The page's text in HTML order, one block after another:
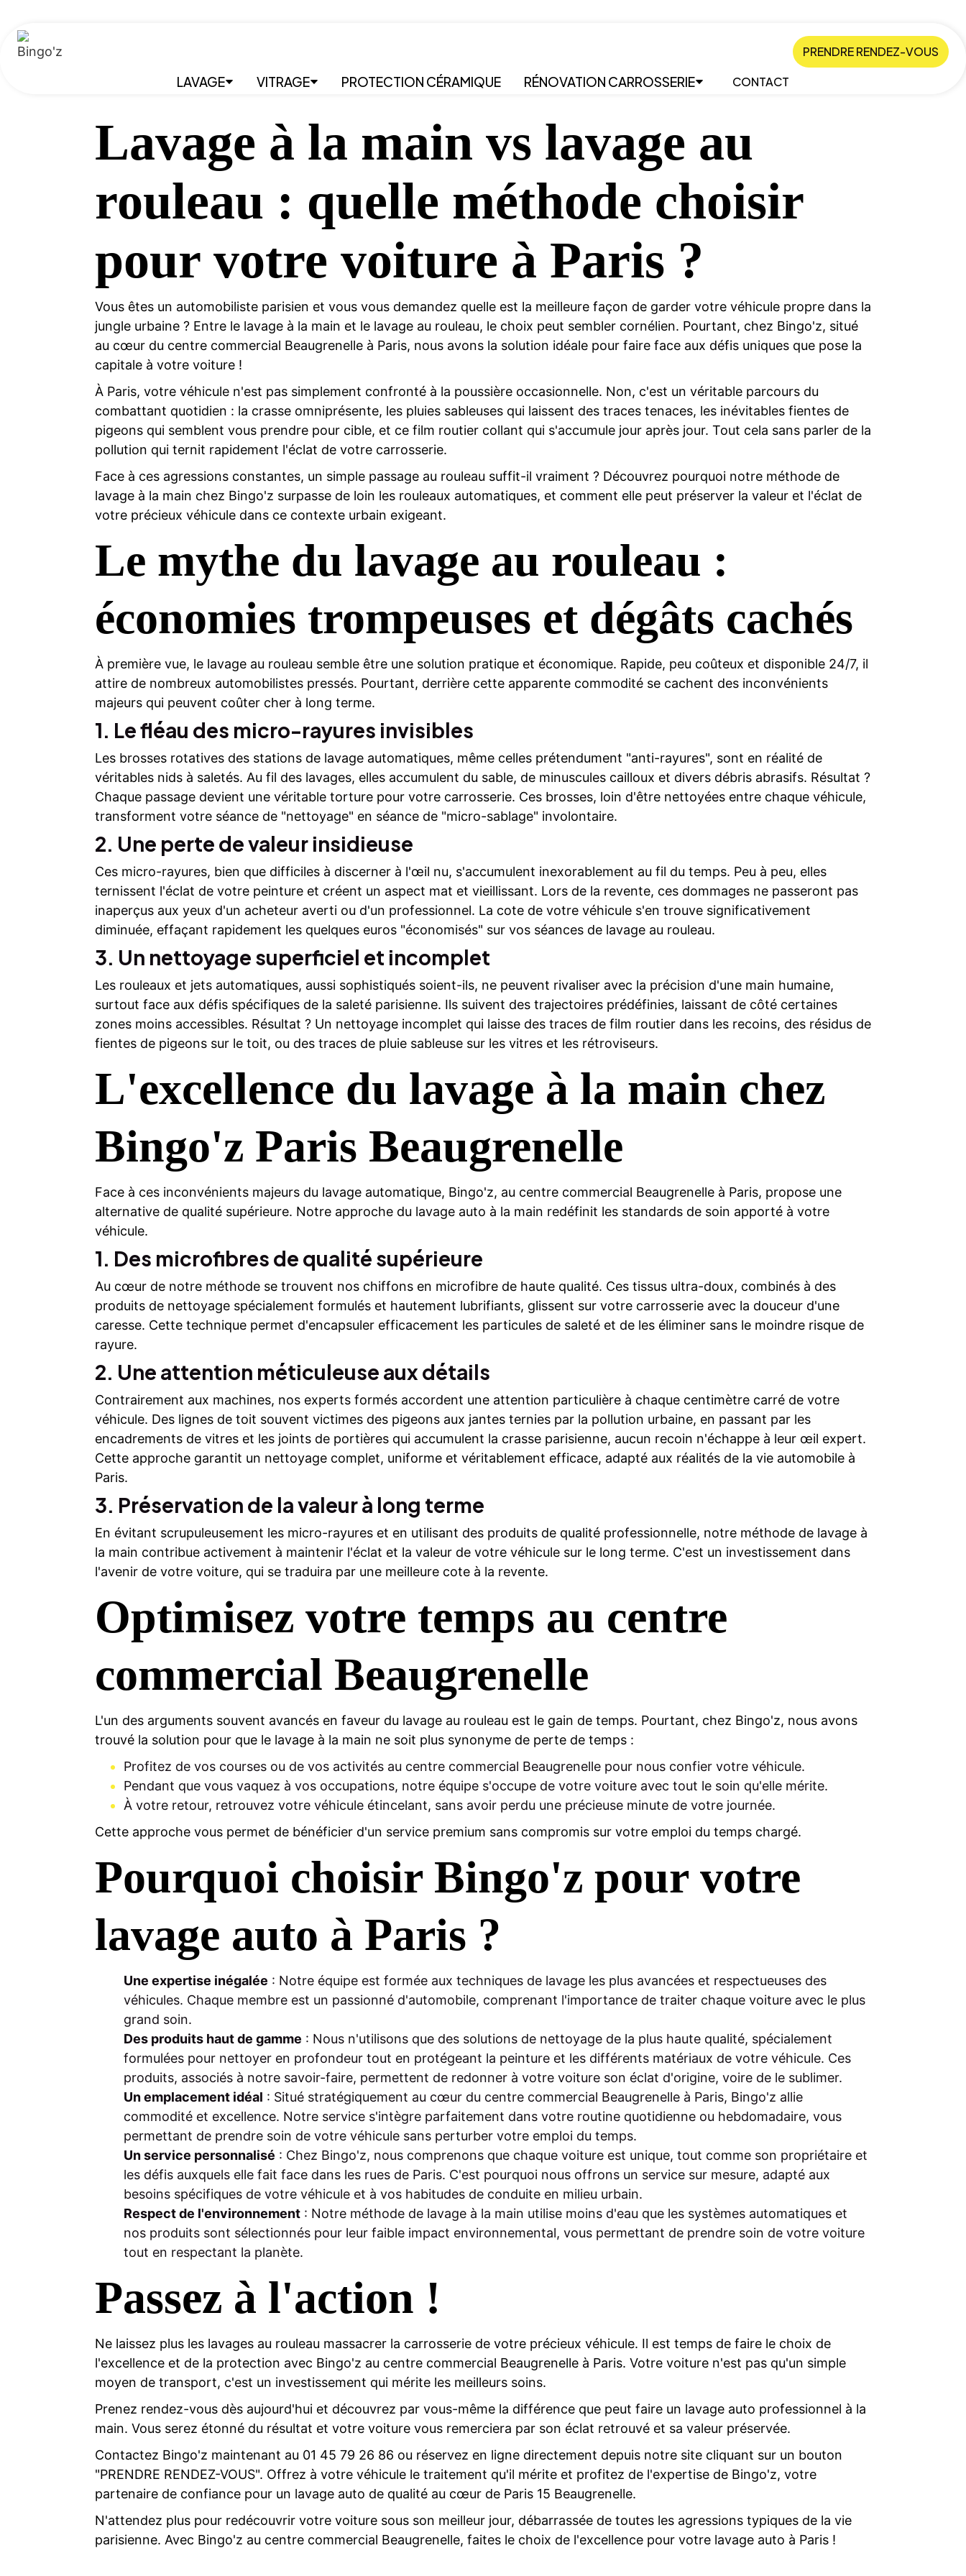
PRENDRE RENDEZ-VOUS
LAVAGE VITRAGE PROTECTION CÉRAMIQUE RÉNOVATION CARROSSERIE CONTACT
Lavage à la main vs lavage au
rouleau : quelle méthode choisir
pour votre voiture à Paris ?
Vous êtes un automobiliste parisien et vous vous demandez quelle est la meilleure façon de garder votre véhicule propre dans la
jungle urbaine ? Entre le lavage à la main et le lavage au rouleau, le choix peut sembler cornélien. Pourtant, chez Bingo'z, situé
au cœur du centre commercial Beaugrenelle à Paris, nous avons la solution idéale pour faire face aux défis uniques que pose la
capitale à votre voiture !
À Paris, votre véhicule n'est pas simplement confronté à la poussière occasionnelle. Non, c'est un véritable parcours du
combattant quotidien : la crasse omniprésente, les pluies sableuses qui laissent des traces tenaces, les inévitables fientes de
pigeons qui semblent vous prendre pour cible, et ce film routier collant qui s'accumule jour après jour. Tout cela sans parler de la
pollution qui ternit rapidement l'éclat de votre carrosserie.
Face à ces agressions constantes, un simple passage au rouleau suffit-il vraiment ? Découvrez pourquoi notre méthode de
lavage à la main chez Bingo'z surpasse de loin les rouleaux automatiques, et comment elle peut préserver la valeur et l'éclat de
votre précieux véhicule dans ce contexte urbain exigeant.
Le mythe du lavage au rouleau :
économies trompeuses et dégâts cachés
À première vue, le lavage au rouleau semble être une solution pratique et économique. Rapide, peu coûteux et disponible 24/7, il
attire de nombreux automobilistes pressés. Pourtant, derrière cette apparente commodité se cachent des inconvénients
majeurs qui peuvent coûter cher à long terme.
1. Le fléau des micro-rayures invisibles
Les brosses rotatives des stations de lavage automatiques, même celles prétendument "anti-rayures", sont en réalité de
véritables nids à saletés. Au fil des lavages, elles accumulent du sable, de minuscules cailloux et divers débris abrasifs. Résultat ?
Chaque passage devient une véritable torture pour votre carrosserie. Ces brosses, loin d'être nettoyées entre chaque véhicule,
transforment votre séance de "nettoyage" en séance de "micro-sablage" involontaire.
2. Une perte de valeur insidieuse
Ces micro-rayures, bien que difficiles à discerner à l'œil nu, s'accumulent inexorablement au fil du temps. Peu à peu, elles
ternissent l'éclat de votre peinture et créent un aspect mat et vieillissant. Lors de la revente, ces dommages ne passeront pas
inaperçus aux yeux d'un acheteur averti ou d'un professionnel. La cote de votre véhicule s'en trouve significativement
diminuée, effaçant rapidement les quelques euros "économisés" sur vos séances de lavage au rouleau.
3. Un nettoyage superficiel et incomplet
Les rouleaux et jets automatiques, aussi sophistiqués soient-ils, ne peuvent rivaliser avec la précision d'une main humaine,
surtout face aux défis spécifiques de la saleté parisienne. Ils suivent des trajectoires prédéfinies, laissant de côté certaines
zones moins accessibles. Résultat ? Un nettoyage incomplet qui laisse des traces de film routier dans les recoins, des résidus de
fientes de pigeons sur le toit, ou des traces de pluie sableuse sur les vitres et les rétroviseurs.
L'excellence du lavage à la main chez
Bingo'z Paris Beaugrenelle
Face à ces inconvénients majeurs du lavage automatique, Bingo'z, au centre commercial Beaugrenelle à Paris, propose une
alternative de qualité supérieure. Notre approche du lavage auto à la main redéfinit les standards de soin apporté à votre
véhicule.
1. Des microfibres de qualité supérieure
Au cœur de notre méthode se trouvent nos chiffons en microfibre de haute qualité. Ces tissus ultra-doux, combinés à des
produits de nettoyage spécialement formulés et hautement lubrifiants, glissent sur votre carrosserie avec la douceur d'une
caresse. Cette technique permet d'encapsuler efficacement les particules de saleté et de les éliminer sans le moindre risque de
rayure.
2. Une attention méticuleuse aux détails
Contrairement aux machines, nos experts formés accordent une attention particulière à chaque centimètre carré de votre
véhicule. Des lignes de toit souvent victimes des pigeons aux jantes ternies par la pollution urbaine, en passant par les
encadrements de vitres et les joints de portières qui accumulent la crasse parisienne, aucun recoin n'échappe à leur œil expert.
Cette approche garantit un nettoyage complet, uniforme et véritablement efficace, adapté aux réalités de la vie automobile à
Paris.
3. Préservation de la valeur à long terme
En évitant scrupuleusement les micro-rayures et en utilisant des produits de qualité professionnelle, notre méthode de lavage à
la main contribue activement à maintenir l'éclat et la valeur de votre véhicule sur le long terme. C'est un investissement dans
l'avenir de votre voiture, qui se traduira par une meilleure cote à la revente.
Optimisez votre temps au centre
commercial Beaugrenelle
L'un des arguments souvent avancés en faveur du lavage au rouleau est le gain de temps. Pourtant, chez Bingo'z, nous avons
trouvé la solution pour que le lavage à la main ne soit plus synonyme de perte de temps :
Profitez de vos courses ou de vos activités au centre commercial Beaugrenelle pour nous confier votre véhicule.
Pendant que vous vaquez à vos occupations, notre équipe s'occupe de votre voiture avec tout le soin qu'elle mérite.
À votre retour, retrouvez votre véhicule étincelant, sans avoir perdu une précieuse minute de votre journée.
Cette approche vous permet de bénéficier d'un service premium sans compromis sur votre emploi du temps chargé.
Pourquoi choisir Bingo'z pour votre
lavage auto à Paris ?
Une expertise inégalée : Notre équipe est formée aux techniques de lavage les plus avancées et respectueuses des
véhicules. Chaque membre est un passionné d'automobile, comprenant l'importance de traiter chaque voiture avec le plus
grand soin.
Des produits haut de gamme : Nous n'utilisons que des solutions de nettoyage de la plus haute qualité, spécialement
formulées pour nettoyer en profondeur tout en protégeant la peinture et les différents matériaux de votre véhicule. Ces
produits, associés à notre savoir-faire, permettent de redonner à votre voiture son éclat d'origine, voire de le sublimer.
Un emplacement idéal : Situé stratégiquement au cœur du centre commercial Beaugrenelle à Paris, Bingo'z allie
commodité et excellence. Notre service s'intègre parfaitement dans votre routine quotidienne ou hebdomadaire, vous
permettant de prendre soin de votre véhicule sans perturber votre emploi du temps.
Un service personnalisé : Chez Bingo'z, nous comprenons que chaque voiture est unique, tout comme son propriétaire et
les défis auxquels elle fait face dans les rues de Paris. C'est pourquoi nous offrons un service sur mesure, adapté aux
besoins spécifiques de votre véhicule et à vos habitudes de conduite en milieu urbain.
Respect de l'environnement : Notre méthode de lavage à la main utilise moins d'eau que les systèmes automatiques et
nos produits sont sélectionnés pour leur faible impact environnemental, vous permettant de prendre soin de votre voiture
tout en respectant la planète.
Passez à l'action !
Ne laissez plus les lavages au rouleau massacrer la carrosserie de votre précieux véhicule. Il est temps de faire le choix de
l'excellence et de la protection avec Bingo'z au centre commercial Beaugrenelle à Paris. Votre voiture n'est pas qu'un simple
moyen de transport, c'est un investissement qui mérite les meilleurs soins.
Prenez rendez-vous dès aujourd'hui et découvrez par vous-même la différence que peut faire un lavage auto professionnel à la
main. Vous serez étonné du résultat et votre voiture vous remerciera par son éclat retrouvé et sa valeur préservée.
Contactez Bingo'z maintenant au 01 45 79 26 86 ou réservez en ligne directement depuis notre site cliquant sur un bouton
"PRENDRE RENDEZ-VOUS". Offrez à votre véhicule le traitement qu'il mérite et profitez de l'expertise de Bingo'z, votre
partenaire de confiance pour un lavage auto de qualité au cœur de Paris 15 Beaugrenelle.
N'attendez plus pour redécouvrir votre voiture sous son meilleur jour, débarrassée de toutes les agressions typiques de la vie
parisienne. Avec Bingo'z au centre commercial Beaugrenelle, faites le choix de l'excellence pour votre lavage auto à Paris !